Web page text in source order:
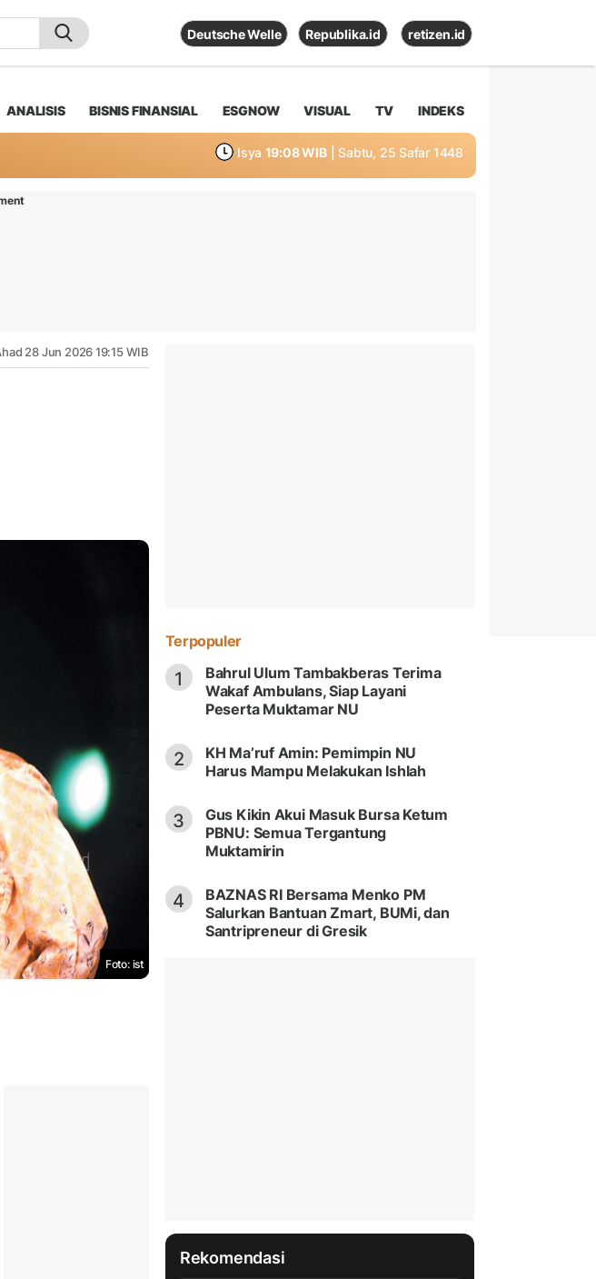
Deutsche Welle Republika.id retizen.id
ANALISIS BISNIS FINANSIAL ESGNOW VISUAL TV INDEKS
Isya 19:08 WIB | Sabtu, 25 Safar 1448
28 Jun 2026 19:15 WIB
Foto: ist
Terpopuler
1
Bahrul Ulum Tambakberas Terima
Wakaf Ambulans, Siap Layani
Peserta Muktamar NU
2
KH Ma’ruf Amin: Pemimpin NU
Harus Mampu Melakukan Ishlah
3
Gus Kikin Akui Masuk Bursa Ketum
PBNU: Semua Tergantung
Muktamirin
4
BAZNAS RI Bersama Menko PM
Salurkan Bantuan Zmart, BUMi, dan
Santripreneur di Gresik
Rekomendasi